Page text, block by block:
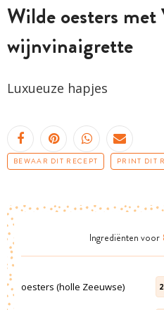
Wilde oesters met
wijnvinaigrette
Luxueuze hapjes
BEWAAR DIT RECEPT PRINT DIT
Ingrediënten voor
oesters (holle Zeeuwse)